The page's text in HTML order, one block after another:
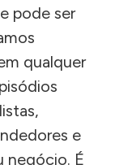
pode ser
qualquer
e
negócio. É